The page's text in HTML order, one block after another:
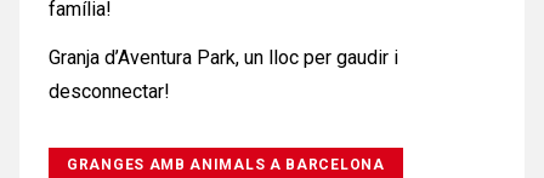
família!
Granja d’Aventura Park, un lloc per gaudir i
desconnectar!
GRANGES AMB ANIMALS A BARCELONA